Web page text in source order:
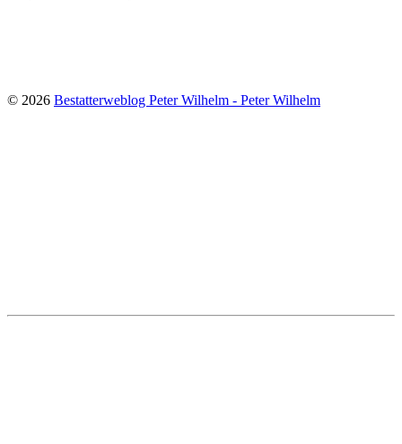
© 2026 Bestatterweblog Peter Wilhelm - Peter Wilhelm